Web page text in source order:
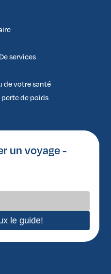
services
de votre santé
de poids
un voyage -